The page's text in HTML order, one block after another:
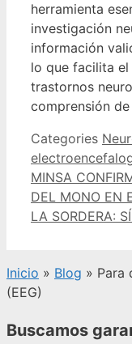
herramienta
investigación
información
lo que facilita
trastornos
comprensión
Categories
MINSA
DEL MONO EN
LA SORDERA:
Inicio » Blog » Para
(EEG)
Buscamos